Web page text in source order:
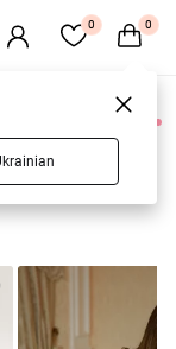
0 0
0 товаров